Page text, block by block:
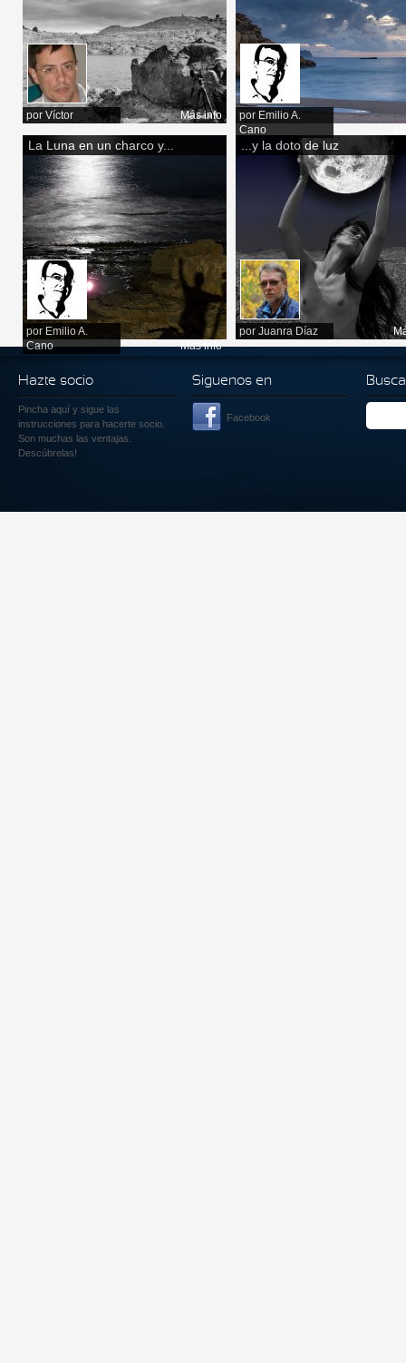
por Víctor Más info por Emilio A.
Cano
La Luna en un charco y...
por Emilio A.
Cano
Más info
...y la doto de luz
por Juanra Díaz
Hazte socio
Pincha aquí y sigue las
instrucciones para hacerte socio.
Son muchas las ventajas.
Descúbrelas!
Siguenos en
Facebook